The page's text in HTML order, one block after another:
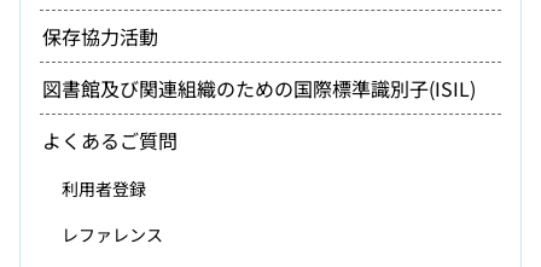
保存協力活動
図書館及び関連組織のための国際標準識別子(ISIL)
よくあるご質問
利用者登録
レファレンス